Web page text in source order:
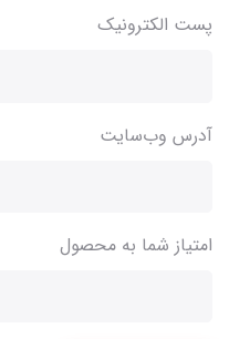
پست الکترونیک
آدرس وب‌سایت
امتیاز شما به محصول